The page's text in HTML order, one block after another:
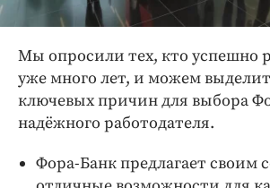
Мы опросили тех, кто успешно
уже много лет, и можем
ключевых причин для выбора
надёжного работодателя.
Фора-­Банк предлагает своим